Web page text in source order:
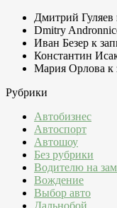
Дмитрий Гуляев
Dmitry
Иван Безер к
Константин
Мария Орлова к
Рубрики
Автобизнес
Автоспорт
Автошоу
Без рубрики
Водителю на
Вождение
Выбор авто